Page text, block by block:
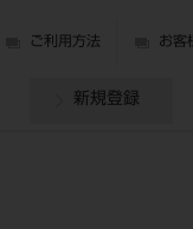
ご利用方法 お客
新規登録